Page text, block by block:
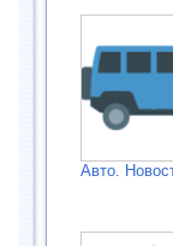
Авто.